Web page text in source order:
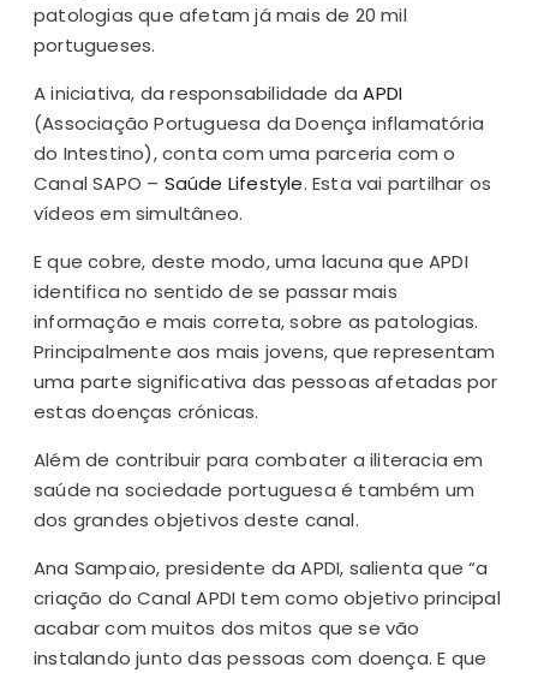
patologias que afetam já mais de 20 mil
portugueses.
A iniciativa, da responsabilidade daAPDI
(Associação Portuguesa da Doença inflamatória
do Intestino), conta com uma parceria com o
Canal SAPO – Saúde Lifestyle. Esta vai partilhar os
vídeos em simultâneo.
E que cobre, deste modo, uma lacuna que APDI
identifica no sentido de se passar mais
informação e mais correta, sobre as patologias.
Principalmente aos mais jovens, que representam
uma parte significativa das pessoas afetadas por
estas doenças crónicas.
Além de contribuir para combater a iliteracia em
saúde na sociedade portuguesa é também um
dos grandes objetivos deste canal.
Ana Sampaio, presidente da APDI, salienta que “a
criação do Canal APDI tem como objetivo principal
acabar com muitos dos mitos que se vão
instalando junto das pessoas com doença. E que